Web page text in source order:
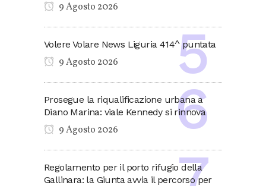
9 Agosto 2026
Volere Volare News Liguria 414^ puntata
9 Agosto 2026
Prosegue la riqualificazione urbana a
Diano Marina: viale Kennedy si rinnova
9 Agosto 2026
Regolamento per il porto rifugio della
Gallinara: la Giunta avvia il percorso per